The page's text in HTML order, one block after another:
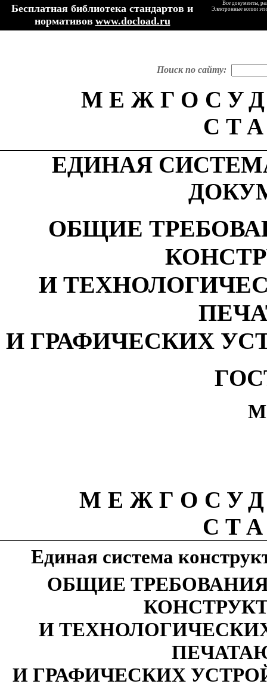
Бесплатная библиотека стандартов и
нормативов www.docload.ru
Все документы,
Электронные копии
Поиск по сайту:
ЕДИНАЯ
ОБЩИЕ
И
И ГРАФИЧЕСКИХ
Единая система
ОБЩИЕ
И
И ГРАФИЧЕСКИХ